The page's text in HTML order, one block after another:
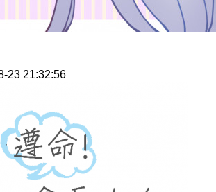
23 21:32:56